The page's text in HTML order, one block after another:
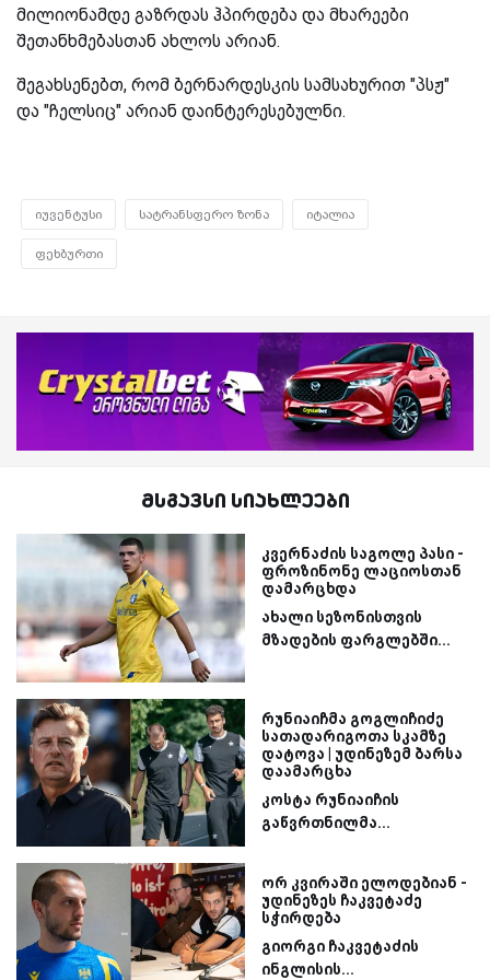
მილიონამდე გაზრდას ჰპირდება და მხარეები
შეთანხმებასთან ახლოს არიან.
შეგახსენებთ, რომ ბერნარდესკის სამსახურით "პსჟ"
და "ჩელსიც" არიან დაინტერესებულნი.
იუვენტუსი სატრანსფერო ზონა იტალია
ფეხბურთი
მსგავსი სიახლეები
კვერნაძის საგოლე პასი -
ფროზინონე ლაციოსთან
დამარცხდა
ახალი სეზონისთვის
მზადების ფარგლებში...
რუნიაიჩმა გოგლიჩიძე
სათადარიგოთა სკამზე
დატოვა | უდინეზემ ბარსა
დაამარცხა
კოსტა რუნიაიჩის
გაწვრთნილმა...
ორ კვირაში ელოდებიან -
უდინეზეს ჩაკვეტაძე
სჭირდება
გიორგი ჩაკვეტაძის
ინგლისის...